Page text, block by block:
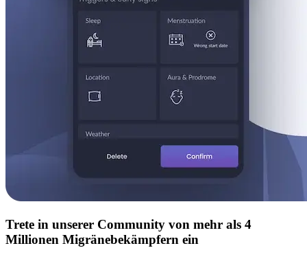
Trete in unserer Community von mehr als 4
Millionen Migränebekämpfern ein